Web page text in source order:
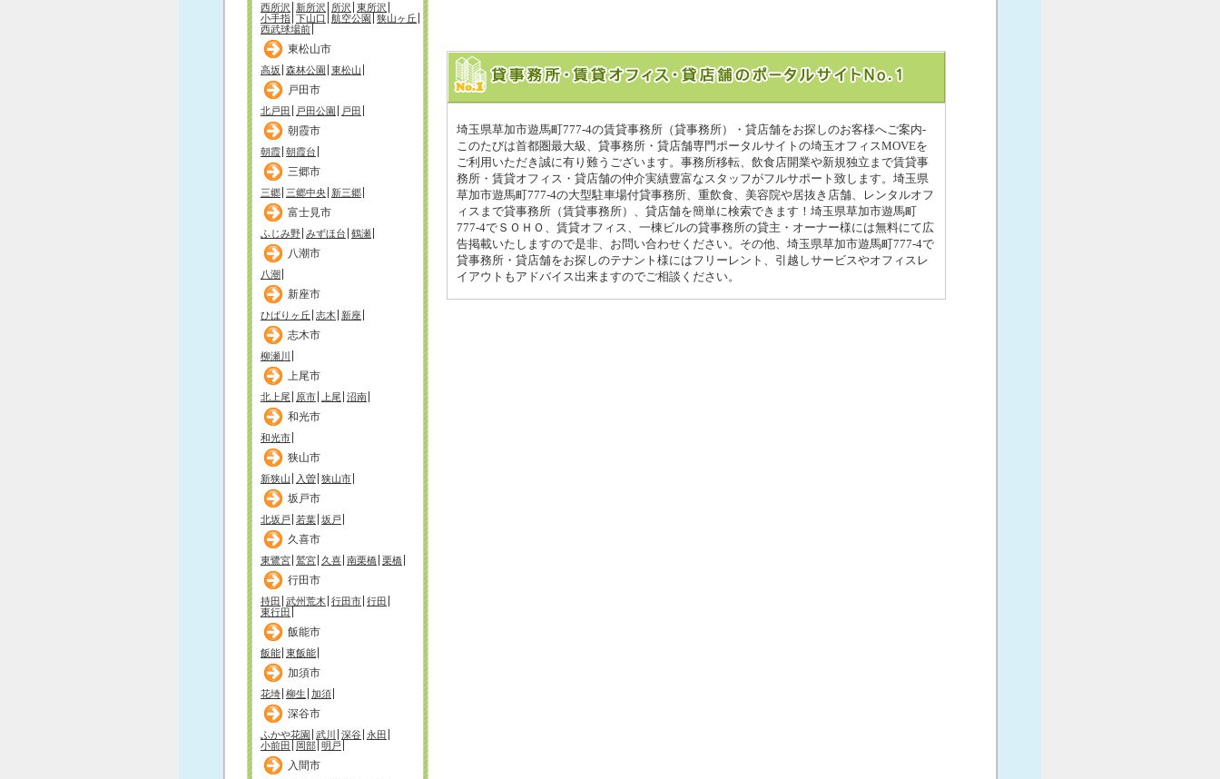
西所沢 新所沢 所沢 東所沢
小手指 下山口 航空公園
狭山ヶ丘
西武球場前
東松山市
高坂 森林公園 東松山
戸田市
北戸田 戸田公園 戸田
朝霞市
朝霞 朝霞台
三郷市
三郷 三郷中央 新三郷
富士見市
ふじみ野 みずほ台 鶴瀬
八潮市
八潮
新座市
ひばりヶ丘 志木 新座
志木市
柳瀬川
上尾市
北上尾 原市 上尾 沼南
和光市
和光市
狭山市
新狭山 入曽 狭山市
坂戸市
北坂戸 若葉 坂戸
久喜市
東鷺宮 鷲宮 久喜 南栗橋 栗橋
行田市
持田 武州荒木 行田市 行田
東行田
飯能市
飯能 東飯能
加須市
花埼 柳生 加須
深谷市
ふかや花園 武川 深谷 永田
小前田
岡部 明戸
入間市
埼玉県草加市遊馬町777-4の賃貸事務所（貸事務所）・貸店舗をお探しのお客様へご案内-
このたびは首都圏最大級、貸事務所・貸店舗専門ポータルサイトの埼玉オフィスMOVEを
ご利用いただき誠に有り難うございます。事務所移転、飲食店開業や新規独立まで賃貸事
務所・賃貸オフィス・貸店舗の仲介実績豊富なスタッフがフルサポート致します。埼玉県
草加市遊馬町777-4の大型駐車場付貸事務所、重飲食、美容院や居抜き店舗、レンタルオフ
ィスまで貸事務所（賃貸事務所）、貸店舗を簡単に検索できます！埼玉県草加市遊馬町
777-4でＳＯＨＯ、賃貸オフィス、一棟ビルの貸事務所の貸主・オーナー様には無料にて広
告掲載いたしますので是非、お問い合わせください。その他、埼玉県草加市遊馬町777-4で
貸事務所・貸店舗をお探しのテナント様にはフリーレント、引越しサービスやオフィスレ
イアウトもアドバイス出来ますのでご相談ください。